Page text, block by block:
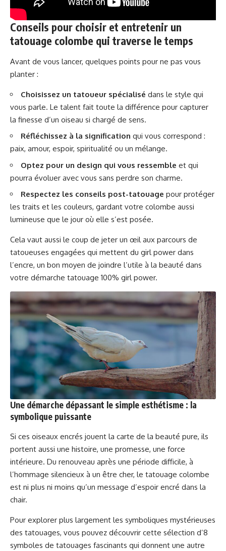
Conseils pour choisir et entretenir un
tatouage colombe qui traverse le temps
Avant de vous lancer, quelques points pour ne pas vous
planter :
Choisissez un tatoueur spécialisé dans le style qui
vous parle. Le talent fait toute la différence pour capturer
la finesse d’un oiseau si chargé de sens.
Réfléchissez à la signification qui vous correspond :
paix, amour, espoir, spiritualité ou un mélange.
Optez pour un design qui vous ressemble et qui
pourra évoluer avec vous sans perdre son charme.
Respectez les conseils post-tatouage pour protéger
les traits et les couleurs, gardant votre colombe aussi
lumineuse que le jour où elle s’est posée.
Cela vaut aussi le coup de jeter un œil aux parcours de
tatoueuses engagées qui mettent du girl power dans
l’encre, un bon moyen de joindre l’utile à la beauté dans
votre démarche tatouage 100% girl power.
Une démarche dépassant le simple esthétisme : la
symbolique puissante
Si ces oiseaux encrés jouent la carte de la beauté pure, ils
portent aussi une histoire, une promesse, une force
intérieure. Du renouveau après une période difficile, à
l’hommage silencieux à un être cher, le tatouage colombe
est ni plus ni moins qu’un message d’espoir encré dans la
chair.
Pour explorer plus largement les symboliques mystérieuses
des tatouages, vous pouvez découvrir cette sélection d’8
symboles de tatouages fascinants qui donnent une autre